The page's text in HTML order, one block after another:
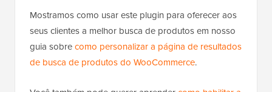
Mostramos como usar este plugin para oferecer aos
seus clientes a melhor busca de produtos em nosso
guia sobrecomo personalizar a página de resultados
de busca de produtos do WooCommerce.